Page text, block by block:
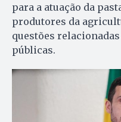
para a atuação da
produtores da
questões
públicas.